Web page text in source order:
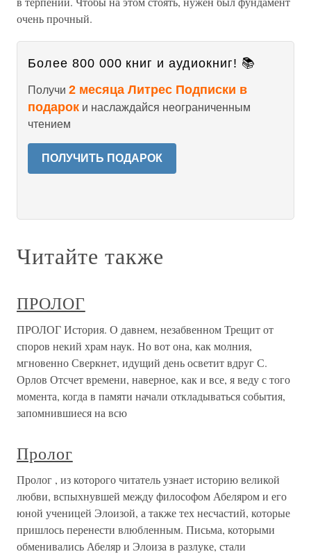
очень прочный.
Более 800 000 книг и аудиокниг! 📚
Получи 2 месяца Литрес Подписки в
подарок и наслаждайся неограниченным
чтением
ПОЛУЧИТЬ ПОДАРОК
Читайте также
ПРОЛОГ
ПРОЛОГ История. О давнем, незабвенном Трещит от
споров некий храм наук. Но вот она, как молния,
мгновенно Сверкнет, идущий день осветит вдруг С.
Орлов Отсчет времени, наверное, как и все, я веду с того
момента, когда в памяти начали откладываться события,
запомнившиеся на всю
Пролог
Пролог , из которого читатель узнает историю великой
любви, вспыхнувшей между философом Абеляром и его
юной ученицей Элоизой, а также тех несчастий, которые
пришлось перенести влюбленным. Письма, которыми
обменивались Абеляр и Элоиза в разлуке, стали